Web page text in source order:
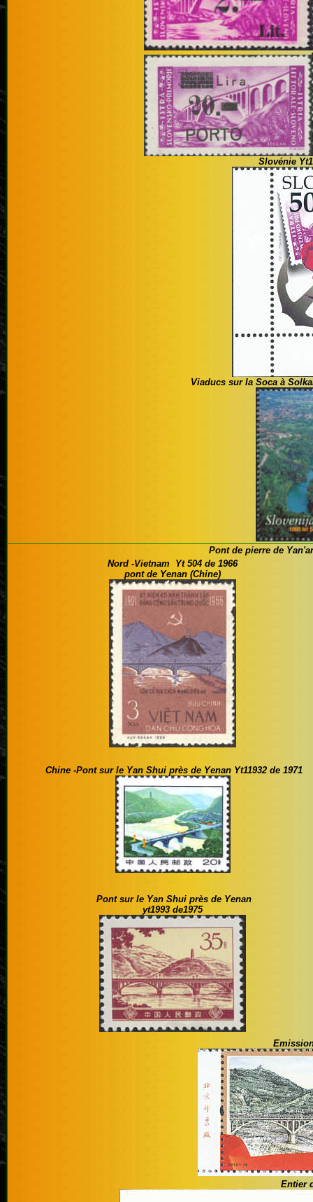
Slovénie
Viaducs sur la Soca à
Pont de pierre de
Nord -Vietnam Yt 504 de 1966
pont de Yenan (Chine)
Chine -Pont sur le Yan Shui près de Yenan Yt11932 de 1971
Pont sur le Yan Shui près de Yenan
yt1993 de1975
Entier